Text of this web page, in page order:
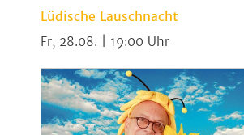
Lüdische Lauschnacht
Fr, 28.08. | 19:00